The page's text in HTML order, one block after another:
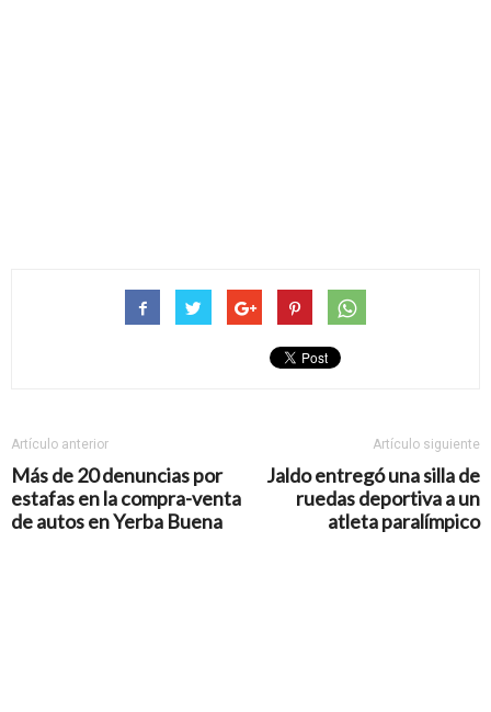
Artículo anterior
Más de 20 denuncias por
estafas en la compra-venta
de autos en Yerba Buena
Artículo siguiente
Jaldo entregó una silla de
ruedas deportiva a un
atleta paralímpico